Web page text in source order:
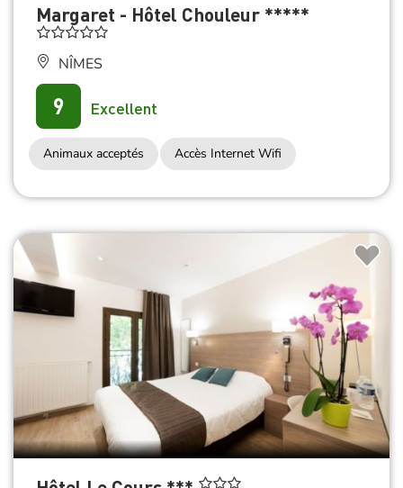
Margaret - Hôtel Chouleur *****
NÎMES
9 Excellent
Animaux acceptés Accès Internet Wifi